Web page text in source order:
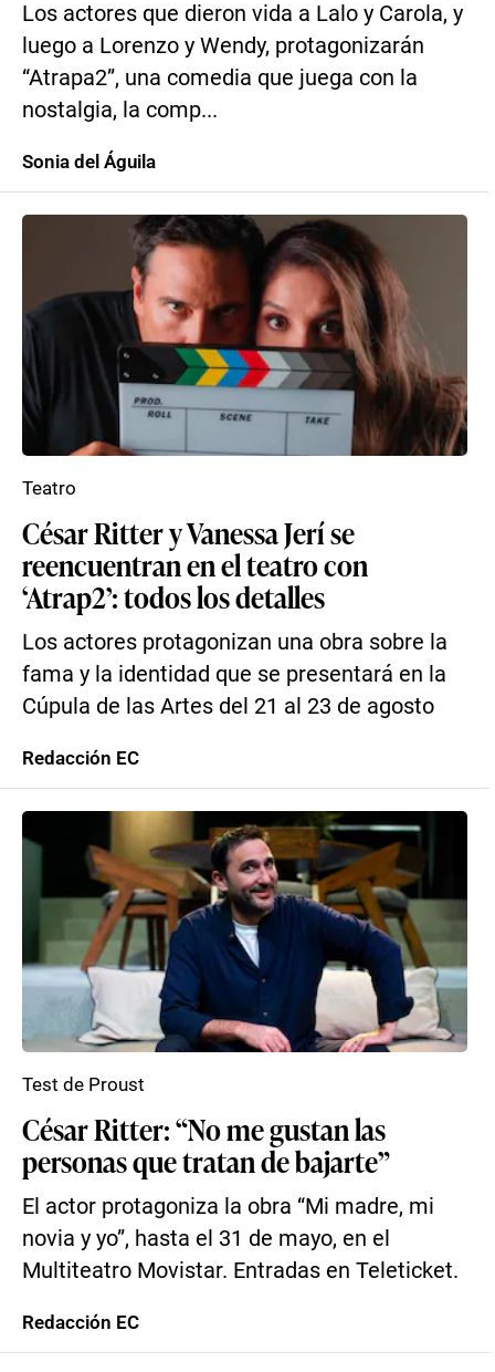
Los actores que dieron vida a Lalo y Carola, y
luego a Lorenzo y Wendy, protagonizarán
“Atrapa2”, una comedia que juega con la
nostalgia, la comp...
Sonia del Águila
César Ritter y Vanessa Jerí se
reencuentran en el teatro con
‘Atrap2’: todos los detalles
Los actores protagonizan una obra sobre la
fama y la identidad que se presentará en la
Cúpula de las Artes del 21 al 23 de agosto
Teatro
Redacción EC
César Ritter: “No me gustan las
personas que tratan de bajarte”
El actor protagoniza la obra “Mi madre, mi
novia y yo”, hasta el 31 de mayo, en el
Multiteatro Movistar. Entradas en Teleticket.
Test de Proust
Redacción EC